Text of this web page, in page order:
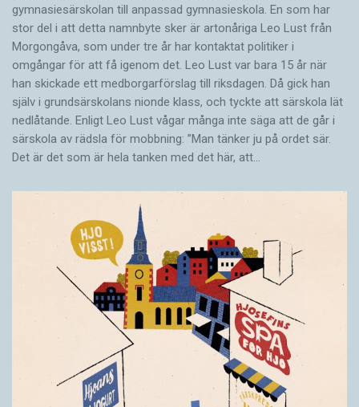
gymnasiesärskolan till anpassad gymnasieskola. En som har
stor del i att detta namnbyte sker är artonåriga Leo Lust från
Morgongåva, som under tre år har kontaktat politiker i
omgångar för att få igenom det. Leo Lust var bara 15 år när
han skickade ett medborgarförslag till riksdagen. Då gick han
själv i grundsärskolans nionde klass, och tyckte att särskola lät
nedlåtande. Enligt Leo Lust vågar många inte säga att de går i
särskola av rädsla för mobbning: ”Man tänker ju på ordet sär.
Det är det som är hela tanken med det här, att…